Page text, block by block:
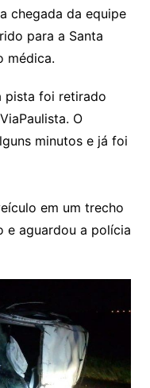
chegada da equipe
para a Santa
médica.
pista foi retirado
O
minutos e já foi
em um trecho
e aguardou a polícia